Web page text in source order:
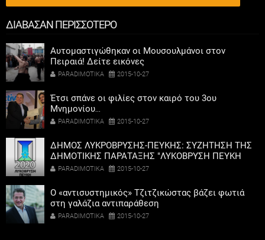
ΔΙΑΒΑΣΑΝ ΠΕΡΙΣΣΟΤΕΡΟ
Αυτομαστιγώθηκαν οι Μουσουλμάνοι στον
Πειραιά! Δείτε εικόνες
PARADIMOTIKA 2015-10-27
Έτσι σπάνε οι φιλίες στον καιρό του 3ου
Μνημονίου…
PARADIMOTIKA 2015-10-27
ΔΗΜΟΣ ΛΥΚΡΟΒΡΥΣΗΣ-ΠΕΥΚΗΣ: ΣΥΖΗTHΣH ΤΗΣ
ΔΗΜΟΤΙΚΗΣ ΠΑΡΑΤΑΞΗΣ "ΛΥΚΟΒΡΥΣΗ ΠΕΥΚΗ
2020"ΜΕ ΤΟΥΣ ΣΥΛΛΟΓΟΥΣ ΓΟΝΕΩΝ ΤΩΝ
PARADIMOTIKA 2015-10-27
Ο «αντισυστημικός» Τζιτζικώστας βάζει φωτιά
στη γαλάζια αντιπαράθεση
PARADIMOTIKA 2015-10-27